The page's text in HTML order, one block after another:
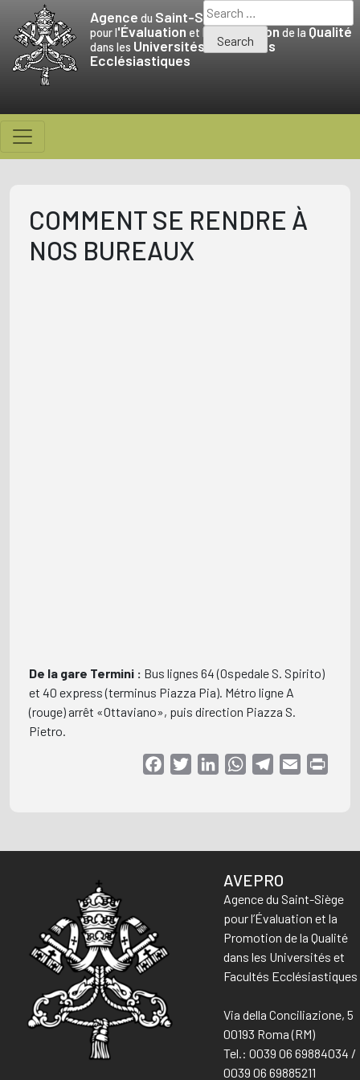
content
Agence du Saint-Siège
pour l'Évaluation et la Promotionde la Qualité
dans les Universités etFacultés
Ecclésiastiques
Search
for:
COMMENT SE RENDRE À
NOS BUREAUX
De la gare Termini : Bus lignes 64 (Ospedale S. Spirito)
et 40 express (terminus Piazza Pia). Métro ligne A
(rouge) arrêt «Ottaviano», puis direction Piazza S.
Pietro.
FacebookTwitterLinkedInWhatsAppTelegram
Email
AVEPRO
Agence du Saint-Siège
pour l’Évaluation et la
Promotion de la Qualité
dans les Universités et
Facultés Ecclésiastiques
Via della Conciliazione, 5
00193 Roma (RM)
Tel.: 0039 06 69884034 /
0039 06 69885211